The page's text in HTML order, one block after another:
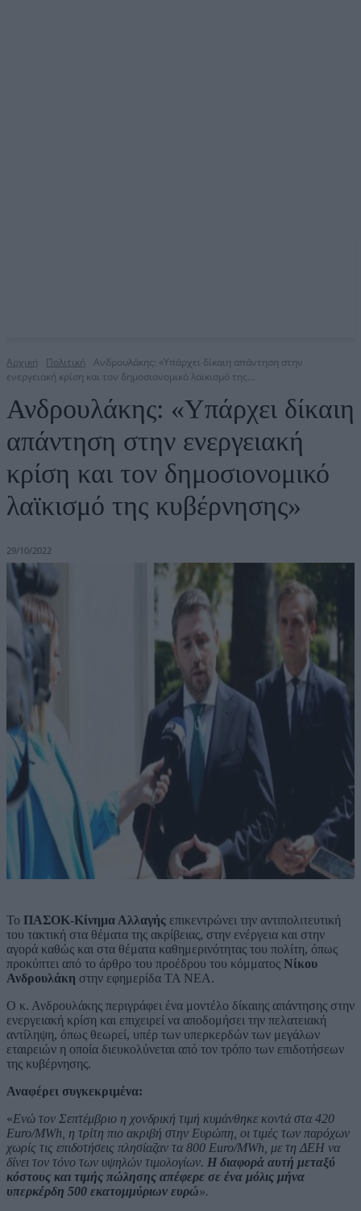
Αρχική Πολιτική
Ανδρουλάκης: «Υπάρχει δίκαιη απάντηση στην
ενεργειακή κρίση και τον δημοσιονομικό λαϊκισμό της...
Ανδρουλάκης: «Υπάρχει δίκαιη
απάντηση στην ενεργειακή
κρίση και τον δημοσιονομικό
λαϊκισμό της κυβέρνησης»
29/10/2022
Το ΠΑΣΟΚ-Κίνημα Αλλαγής επικεντρώνει την αντιπολιτευτική
του τακτική στα θέματα της ακρίβειας, στην ενέργεια και στην
αγορά καθώς και στα θέματα καθημερινότητας του πολίτη, όπως
προκύπτει από το άρθρο του προέδρου του κόμματος Νίκου
Ανδρουλάκη στην εφημερίδα ΤΑ ΝΕΑ.
Ο κ. Ανδρουλάκης περιγράφει ένα μοντέλο δίκαιης απάντησης στην
ενεργειακή κρίση και επιχειρεί να αποδομήσει την πελατειακή
αντίληψη, όπως θεωρεί, υπέρ των υπερκερδών των μεγάλων
εταιρειών η οποία διευκολύνεται από τον τρόπο των επιδοτήσεων
της κυβέρνησης.
Αναφέρει συγκεκριμένα:
«Ενώ τον Σεπτέμβριο η χονδρική τιμή κυμάνθηκε κοντά στα 420
Euro/MWh, η τρίτη πιο ακριβή στην Ευρώπη, οι τιμές των παρόχων
χωρίς τις επιδοτήσεις πλησίαζαν τα 800 Euro/MWh, με τη ΔΕΗ να
δίνει τον τόνο των υψηλών τιμολογίων. Η διαφορά αυτή μεταξύ
κόστους και τιμής πώλησης απέφερε σε ένα μόλις μήνα
υπερκέρδη 500 εκατομμύριων ευρώ».